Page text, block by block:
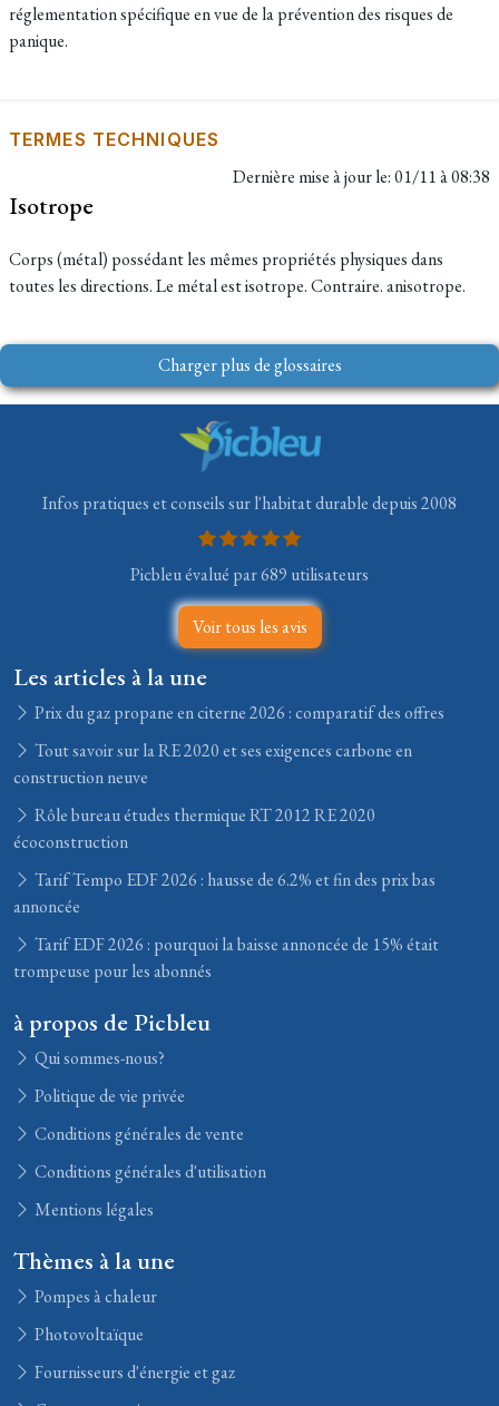
réglementation spécifique en vue de la prévention des risques de
panique.
TERMES TECHNIQUES
Dernière mise à jour le:01/11 à 08:38
Isotrope
Corps (métal) possédant les mêmes propriétés physiques dans
toutes les directions. Le métal est isotrope. Contraire. anisotrope.
Charger plus de glossaires
Infos pratiques et conseils sur l'habitat durable depuis 2008
Picbleu évalué par 689 utilisateurs
Voir tous les avis
Les articles à la une
Prix du gaz propane en citerne 2026 : comparatif des offres
Tout savoir sur la RE 2020 et ses exigences carbone en
construction neuve
Rôle bureau études thermique RT 2012 RE 2020
écoconstruction
Tarif Tempo EDF 2026 : hausse de 6.2% et fin des prix bas
annoncée
Tarif EDF 2026 : pourquoi la baisse annoncée de 15% était
trompeuse pour les abonnés
à propos de Picbleu
Qui sommes-nous?
Politique de vie privée
Conditions générales de vente
Conditions générales d'utilisation
Mentions légales
Thèmes à la une
Pompes à chaleur
Photovoltaïque
Fournisseurs d'énergie et gaz